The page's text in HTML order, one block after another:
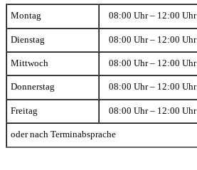
Montag 08:00 Uhr – 12:00 Uhr
Dienstag 08:00 Uhr – 12:00 Uhr
Mittwoch 08:00 Uhr – 12:00 Uhr
Donnerstag 08:00 Uhr – 12:00 Uhr
Freitag 08:00 Uhr – 12:00 Uhr
oder nach Terminabsprache